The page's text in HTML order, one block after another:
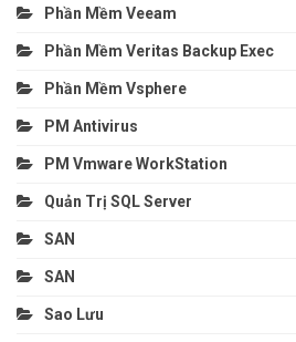
Phần Mềm Veeam
Phần Mềm Veritas Backup Exec
Phần Mềm Vsphere
PM Antivirus
PM Vmware WorkStation
Quản Trị SQL Server
SAN
SAN
Sao Lưu